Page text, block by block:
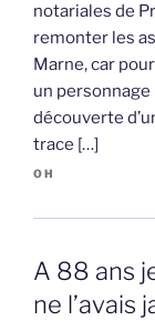
notariales de
remonter les
Marne, car
un
découverte
trace […]
OH
A 88 ans
ne l’avais